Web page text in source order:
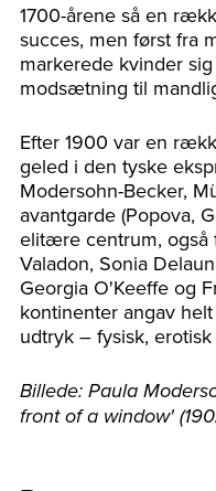
1700-årene så en
succes, men først fra
markerede kvinder
modsætning til
Efter 1900 var en
geled i den tyske
Modersohn-Becker,
avantgarde (Popova,
elitære centrum, også
Valadon, Sonia
Georgia O'Keeffe og
kontinenter angav
udtryk – fysisk,
Billede: Paula
front of a window'